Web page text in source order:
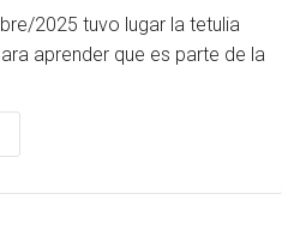
2025 tuvo lugar la tetulia
aprender que es parte de la